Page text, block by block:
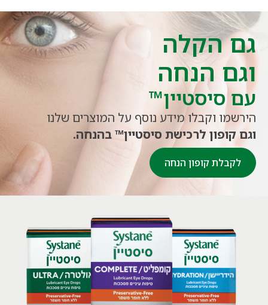
גם הקלה
וגם הנחה
עם סיסטיין™
הירשמו וקבלו מידע נוסף על המוצרים שלנו
וגם קופון לרכישת סיסטיין™ בהנחה.
לקבלת קופון הנחה